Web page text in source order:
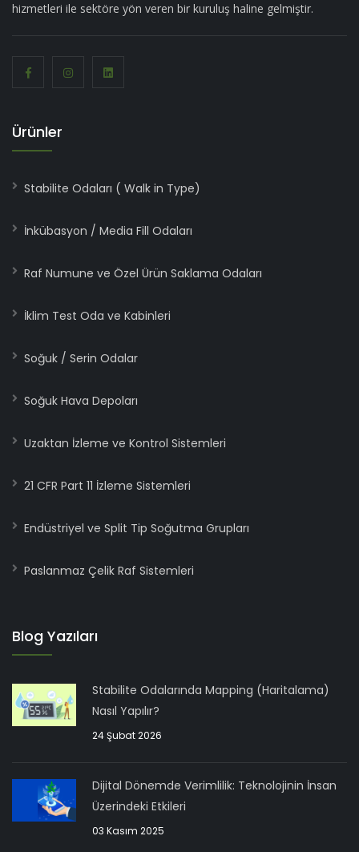
hizmetleri ile sektöre yön veren bir kuruluş haline gelmiştir.
Ürünler
Stabilite Odaları ( Walk in Type)
İnkübasyon / Media Fill Odaları
Raf Numune ve Özel Ürün Saklama Odaları
İklim Test Oda ve Kabinleri
Soğuk / Serin Odalar
Soğuk Hava Depoları
Uzaktan İzleme ve Kontrol Sistemleri
21 CFR Part 11 İzleme Sistemleri
Endüstriyel ve Split Tip Soğutma Grupları
Paslanmaz Çelik Raf Sistemleri
Blog Yazıları
Stabilite Odalarında Mapping (Haritalama)
Nasıl Yapılır?
24 Şubat 2026
Dijital Dönemde Verimlilik: Teknolojinin İnsan
Üzerindeki Etkileri
03 Kasım 2025